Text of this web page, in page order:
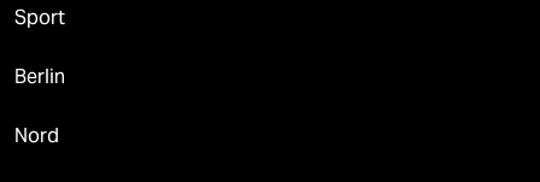
Sport
Berlin
Nord